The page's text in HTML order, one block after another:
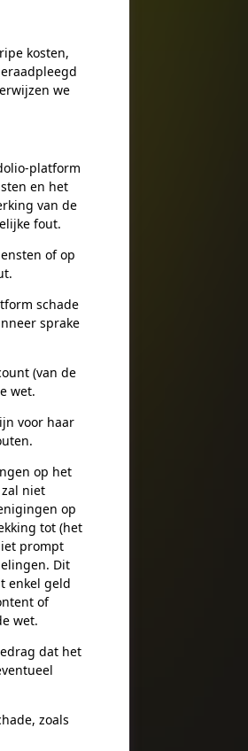
kosten,
we
platform
en het
van de
fout.
of op
schade
sprake
(van de
wet.
voor haar
op het
niet
op
tot (het
prompt
Dit
enkel geld
of
wet.
dat het
zoals